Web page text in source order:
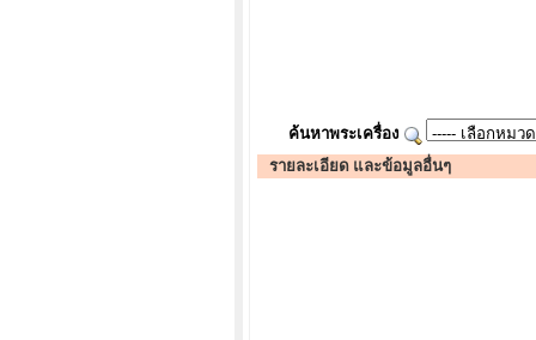
ค้นหาพระเครื่อง
รายละเอียด และข้อมูลอื่นๆ